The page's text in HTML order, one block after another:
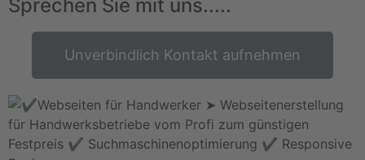
Sprechen Sie mit uns.....
Unverbindlich Kontakt aufnehmen